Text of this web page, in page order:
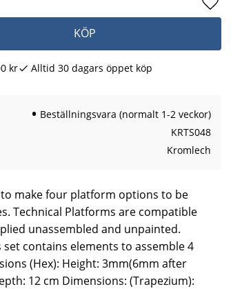
KÖP
Lägg
kr Alltid 30 dagars öppet köp
Beställningsvara (normalt 1-2 veckor)
KRTS048
Kromlech
make four platform options to be
Technical Platforms are compatible
unassembled and unpainted.
contains elements to assemble 4
(Hex): Height: 3mm(6mm after
12 cm Dimensions: (Trapezium):